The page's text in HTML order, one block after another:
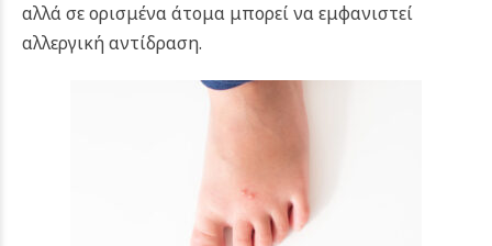
αλλά σε ορισμένα άτομα μπορεί να εμφανιστεί
αλλεργική αντίδραση.